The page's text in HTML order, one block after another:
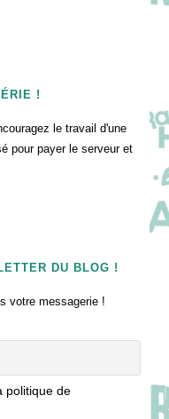
!
le travail d'une
pour payer le serveur et
DU BLOG !
votre messagerie !
politique de